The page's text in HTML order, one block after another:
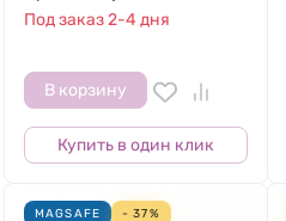
Под заказ 2-4 дня
В корзину
Купить в один клик
MAGSAFE - 37%